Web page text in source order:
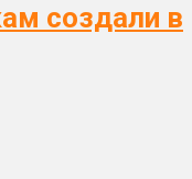
создали в